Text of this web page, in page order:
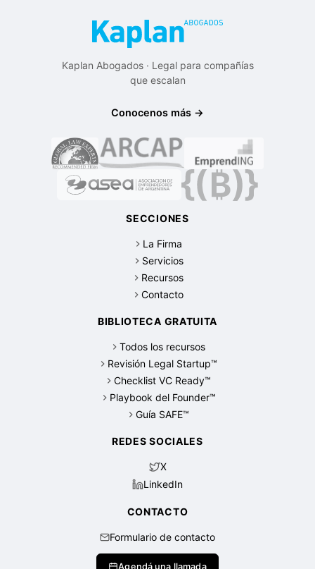
Kaplan Abogados · Legal para compañías
que escalan
Conocenos más →
SECCIONES
La Firma
Servicios
Recursos
Contacto
BIBLIOTECA GRATUITA
Todos los recursos
Revisión Legal Startup™
Checklist VC Ready™
Playbook del Founder™
Guía SAFE™
REDES SOCIALES
X
LinkedIn
CONTACTO
Formulario de contacto
Agendá una llamada